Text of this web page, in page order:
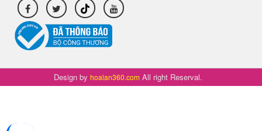
Design by hoalan360.com All right Reserval.